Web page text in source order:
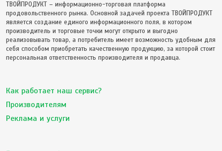
ТВОЙПРОДУКТ – информационно-торговая платформа
продовольственного рынка. Основной задачей проекта ТВОЙПРОДУКТ
является создание единого информационного поля, в котором
производитель и торговые точки могут открыто и выгодно
реализовывать товар, а потребитель имеет возможность удобным для
себя способом приобретать качественную продукцию, за которой стоит
персональная ответственность производителя и продавца.
Как работает наш сервис?
Производителям
Реклама и услуги